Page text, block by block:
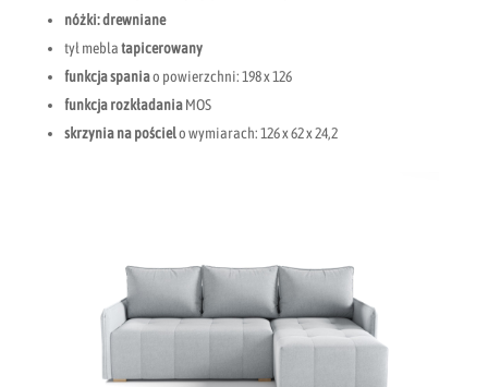
nóżki: drewniane
tył meblatapicerowany
funkcja spaniao powierzchni: 198 x 126
funkcja rozkładaniaMOS
skrzynia na pościelo wymiarach: 126 x 62 x 24,2